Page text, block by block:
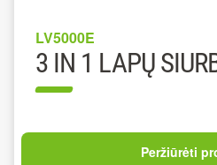
LV5000E
3 IN 1 LAPŲ
Peržiūrėti